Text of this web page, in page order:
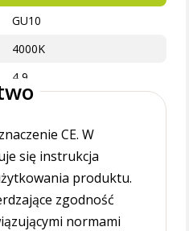
GU10
4000K
4,9
CE. W
się instrukcja
produktu.
zgodność
normami